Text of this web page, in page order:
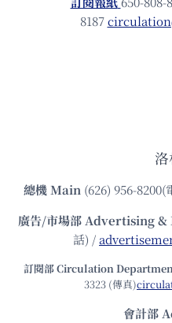
8187
總機Main (626) 956-8200(
廣告/市場部Advertising
話) /
訂閱部 Circulation
3323 (傳真)
會計部